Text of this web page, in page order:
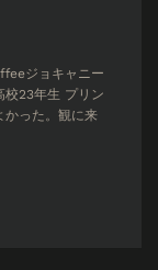
ジョキャニー
校23年生 プリン
かった。観に来